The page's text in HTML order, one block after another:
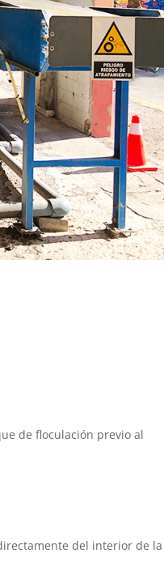
de floculación previo al
del interior de la